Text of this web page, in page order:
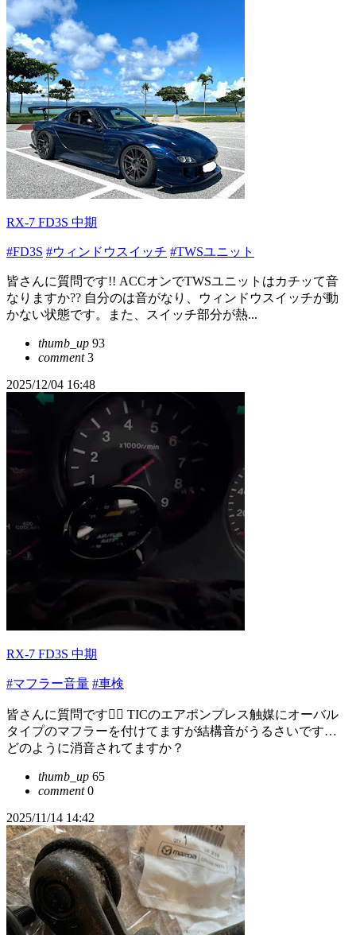
RX-7 FD3S 中期
#FD3S #ウィンドウスイッチ #TWSユニット
皆さんに質問です!! ACCオンでTWSユニットはカチッて音
なりますか?? 自分のは音がなり、ウィンドウスイッチが動
かない状態です。また、スイッチ部分が熱...
thumb_up 93
comment3
2025/12/04 16:48
RX-7 FD3S 中期
#マフラー音量 #車検
皆さんに質問です🙇‍♂️ TICのエアポンプレス触媒にオーバル
タイプのマフラーを付けてますが結構音がうるさいです…
どのように消音されてますか？
thumb_up 65
comment0
2025/11/14 14:42